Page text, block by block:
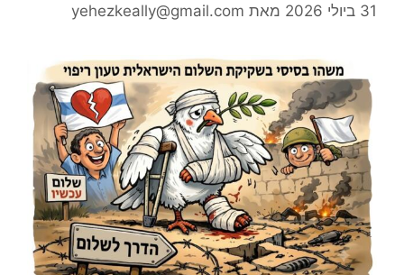
31 ביולי 2026 מאת yehezkeally@gmail.com